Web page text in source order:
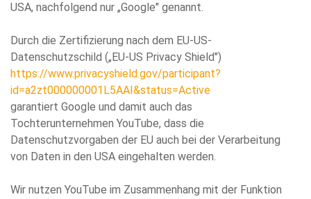
USA, nachfolgend nur „Google" genannt.
Durch die Zertifizierung nach dem EU-US-
Datenschutzschild („EU-US Privacy Shield")
https://www.privacyshield.gov/participant?
id=a2zt000000001L5AAI&status=Active
garantiert Google und damit auch das
Tochterunternehmen YouTube, dass die
Datenschutzvorgaben der EU auch bei der Verarbeitung
von Daten in den USA eingehalten werden.
Wir nutzen YouTube im Zusammenhang mit der Funktion